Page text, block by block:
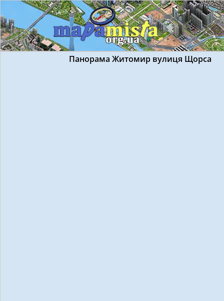
Панорама Житомир вулиця Щорса